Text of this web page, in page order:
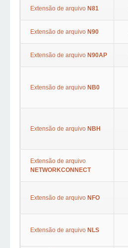
Extensão de arquivo N81
Extensão de arquivo N90
Extensão de arquivo N90AP
Extensão de arquivo NB0
Extensão de arquivo NBH
Extensão de arquivo
NETWORKCONNECT
Extensão de arquivo NFO
Extensão de arquivo NLS